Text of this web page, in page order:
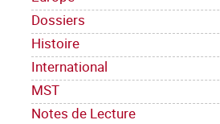
Dossiers
Histoire
International
MST
Notes de Lecture